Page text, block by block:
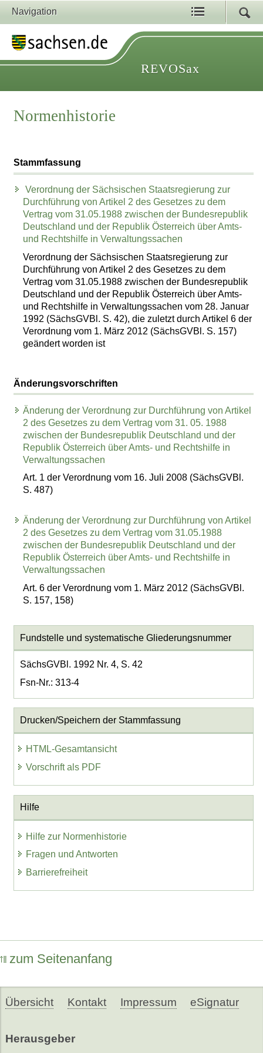
Navigation
REVOSax
Normenhistorie
Stammfassung
Verordnung der Sächsischen Staatsregierung zur
Durchführung von Artikel 2 des Gesetzes zu dem
Vertrag vom 31.05.1988 zwischen der Bundesrepublik
Deutschland und der Republik Österreich über Amts-
und Rechtshilfe in Verwaltungssachen
Verordnung der Sächsischen Staatsregierung zur
Durchführung von Artikel 2 des Gesetzes zu dem
Vertrag vom 31.05.1988 zwischen der Bundesrepublik
Deutschland und der Republik Österreich über Amts-
und Rechtshilfe in Verwaltungssachen vom 28. Januar
1992 (SächsGVBl. S. 42), die zuletzt durch Artikel 6 der
Verordnung vom 1. März 2012 (SächsGVBl. S. 157)
geändert worden ist
Änderungsvorschriften
Änderung der Verordnung zur Durchführung von Artikel
2 des Gesetzes zu dem Vertrag vom 31. 05. 1988
zwischen der Bundesrepublik Deutschland und der
Republik Österreich über Amts- und Rechtshilfe in
Verwaltungssachen
Art. 1 der Verordnung vom 16. Juli 2008 (SächsGVBl.
S. 487)
Änderung der Verordnung zur Durchführung von Artikel
2 des Gesetzes zu dem Vertrag vom 31.05.1988
zwischen der Bundesrepublik Deutschland und der
Republik Österreich über Amts- und Rechtshilfe in
Verwaltungssachen
Art. 6 der Verordnung vom 1. März 2012 (SächsGVBl.
S. 157, 158)
Fundstelle und systematische Gliederungsnummer
SächsGVBl. 1992 Nr. 4, S. 42
Fsn-Nr.: 313-4
Drucken/Speichern der Stammfassung
HTML-Gesamtansicht
Vorschrift als PDF
Hilfe
Hilfe zur Normenhistorie
Fragen und Antworten
Barrierefreiheit
zum Seitenanfang
Übersicht Kontakt Impressum eSignatur
Herausgeber